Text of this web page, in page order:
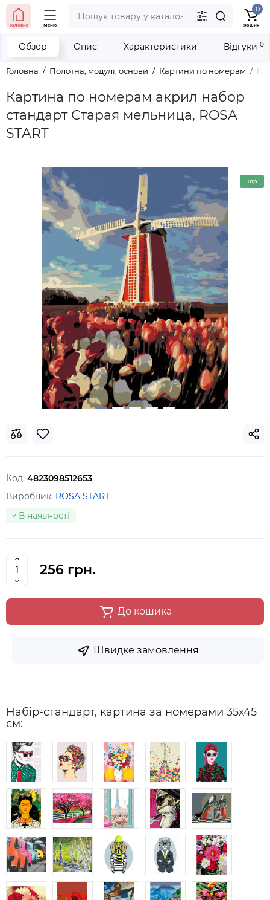
тел. (098) 673-42-06
наші контакти
Головна Меню
0
Кошик
Головна Полотна, модулі, основи Картини по номерам
Картина по номерам акрил набор
стандарт Старая мельница, ROSA
START
Обзор Опис Характеристики Відгуки 0
Top
Код: 4823098512653
Виробник: ROSA START
В наявності
256 грн.
До кошика
Швидке замовлення
Набір-стандарт, картина за номерами 35х45
см: